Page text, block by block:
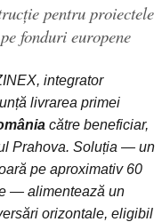
pentru proiectele
fonduri europene
integrator
livrarea primei
către beneficiar,
Prahova. Soluția — un
pe aproximativ 60
— alimentează un
orizontale, eligibil